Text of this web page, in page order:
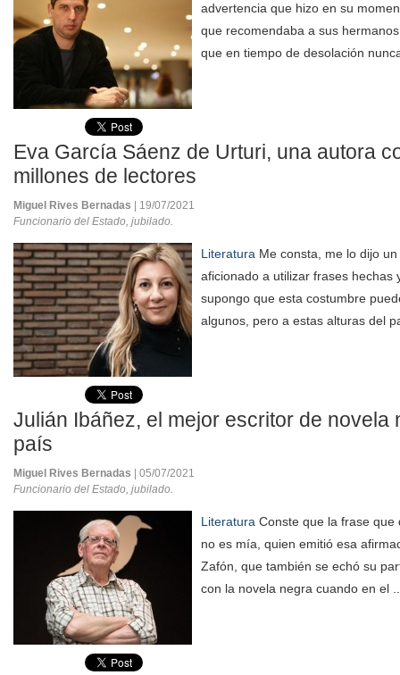
advertencia que hizo en su
que recomendaba a sus
que en tiempo de desolación
Eva García Sáenz de Urturi, una autora
millones de lectores
Miguel Rives Bernadas
| 19/07/2021
Funcionario del Estado, jubilado.
Literatura Me consta, me lo dijo
aficionado a utilizar frases hechas
supongo que esta costumbre
algunos, pero a estas alturas del
Julián Ibáñez, el mejor escritor de novela
país
Miguel Rives Bernadas
| 05/07/2021
Funcionario del Estado, jubilado.
Literatura Conste que la frase
no es mía, quien emitió esa
Zafón, que también se echó su
con la novela negra cuando en el